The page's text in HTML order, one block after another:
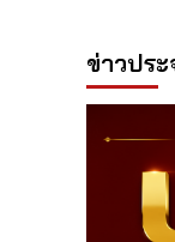
ข่าวปร